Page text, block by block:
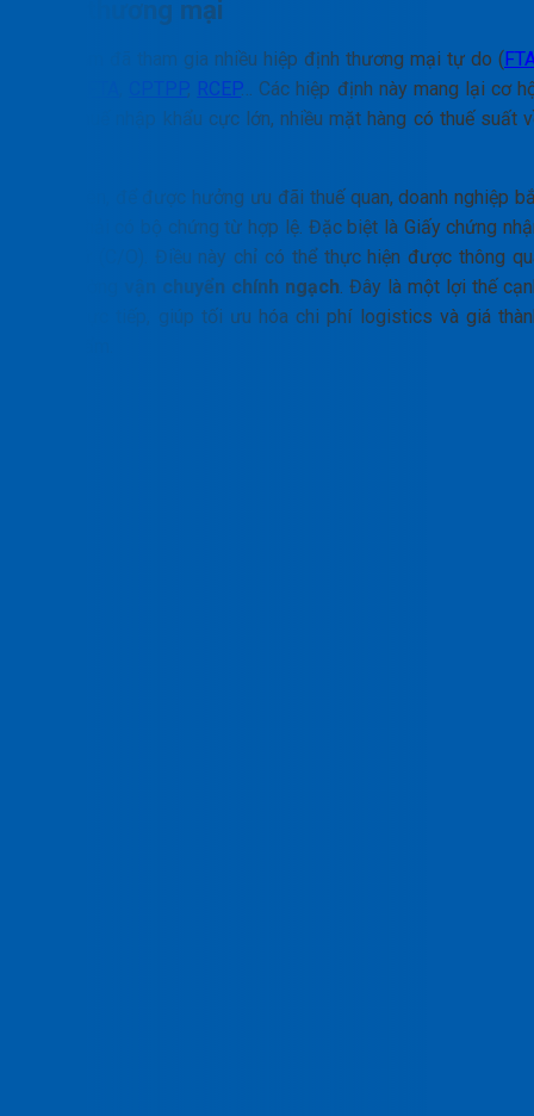
định thương mại
Việt Nam đã tham gia nhiều hiệp định thương mại tự do (
CPTPP, RCEP… Các hiệp định này mang lại cơ
giảm thuế nhập khẩu cực lớn, nhiều mặt hàng có thuế suất
Tuy nhiên, để được hưởng ưu đãi thuế quan, doanh nghiệp
buộc phải có bộ chứng từ hợp lệ. Đặc biệt là Giấy chứng
xuất xứ (C/O). Điều này chỉ có thể thực hiện được thông
vận chuyển chính ngạch. Đây là một lợi thế
tranh trực tiếp, giúp tối ưu hóa chi phí logistics và giá